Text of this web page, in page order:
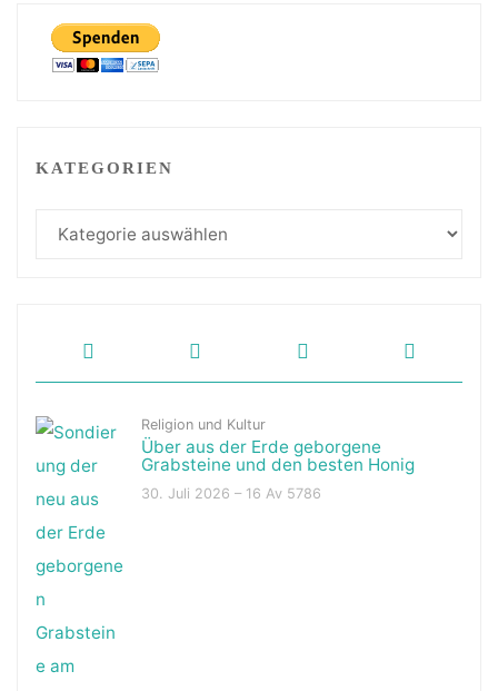
KATEGORIEN
Religion und Kultur
Über aus der Erde geborgene
Grabsteine und den besten Honig
30. Juli 2026 – 16 Av 5786